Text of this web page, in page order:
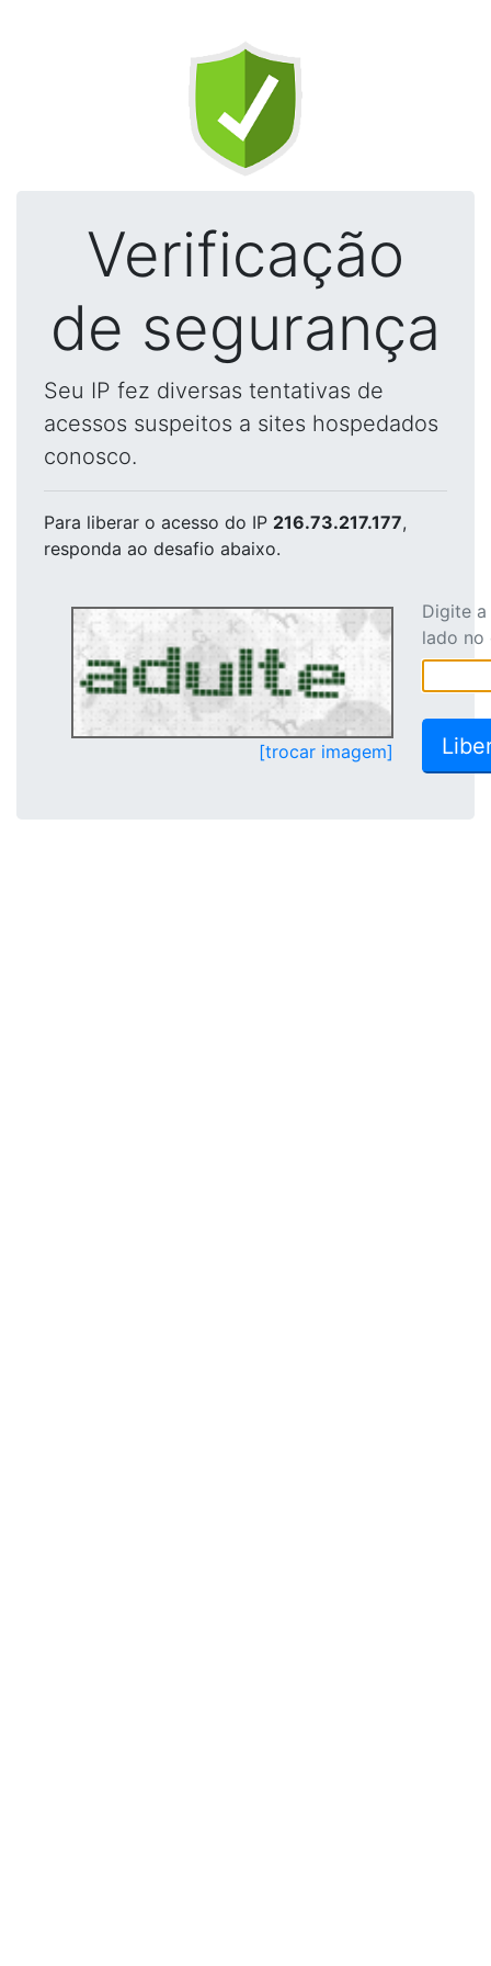
Verificação
de segurança
Seu IP fez diversas tentativas de
acessos suspeitos a sites hospedados
conosco.
Para liberar o acesso do IP 216.73.217.177,
responda ao desafio abaixo.
[trocar imagem]
Digite
lado no